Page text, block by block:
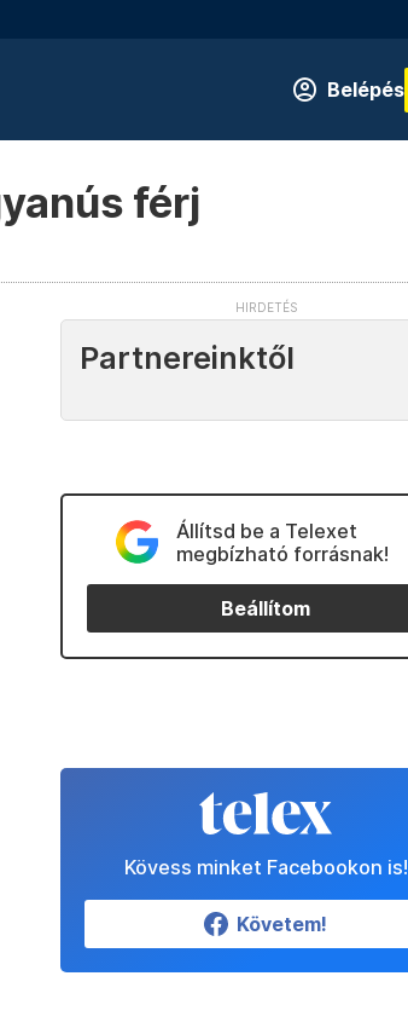
Belépés
férj
Partnereinktől
Állítsd be a Telexet
megbízható forrásnak!
Beállítom
Kövess minket Facebookon is!
Követem!